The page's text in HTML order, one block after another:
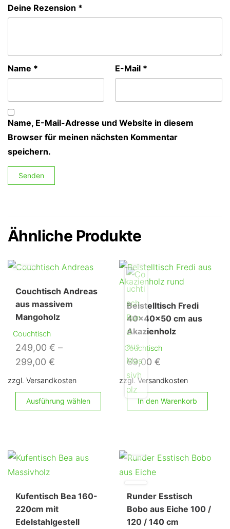
Deine Rezension *
Name * E-Mail *
Name, E-Mail-Adresse und Website in diesem
Browser für meinen nächsten Kommentar
speichern.
Ähnliche Produkte
Couchtisch Andreas
aus massivem
Mangoholz
Couchtisch
249,00 € –
299,00 €
zzgl. Versandkosten
Ausführung wählen
Dieses
Produkt
Varianten
Optionen
können
Beistelltisch Fredi
40x40x50 cm aus
Akazienholz
Couchtisch
69,00€
zzgl. Versandkosten
In den Warenkorb
Kufentisch Bea 160-
220cm mit
Edelstahlgestell
Runder Esstisch
Bobo aus Eiche 100 /
120 / 140 cm